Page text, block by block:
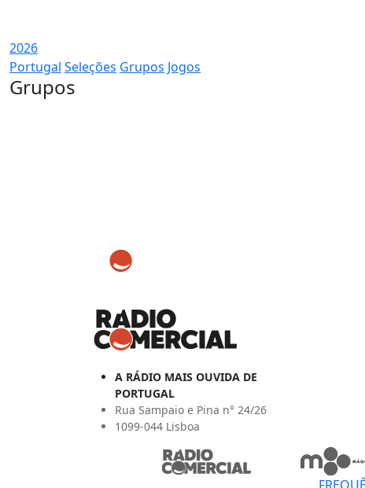
2026
Portugal Seleções Grupos Jogos
Grupos
A RÁDIO MAIS OUVIDA DE
PORTUGAL
Rua Sampaio e Pina n° 24/26
1099-044 Lisboa